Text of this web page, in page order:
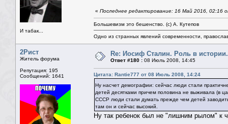
И табак...
« Последнее редактирование: 16 Май 2016, 02:16
Большевизм это бешенство. (с) А. Кутепов
Одно из странных явлений современности,
2Рист
Житель форума
Репутация: 195
Сообщений: 1641
Re: Иосиф Сталин. Роль в истории.
Ответ #180 : 08 Июль 2008, 14:45
Цитата: Rantie777 от 08 Июль 2008, 14:24
Ну насчет демографии: сейчас люди стали
детей десятками причем половина не выживала (в
СССР люди стали думать прежде чем детей
там он и сейчас высокий.
Ну так ребенок был не "лишним рылом" к